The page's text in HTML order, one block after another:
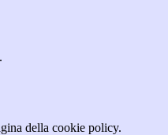
della cookie policy.